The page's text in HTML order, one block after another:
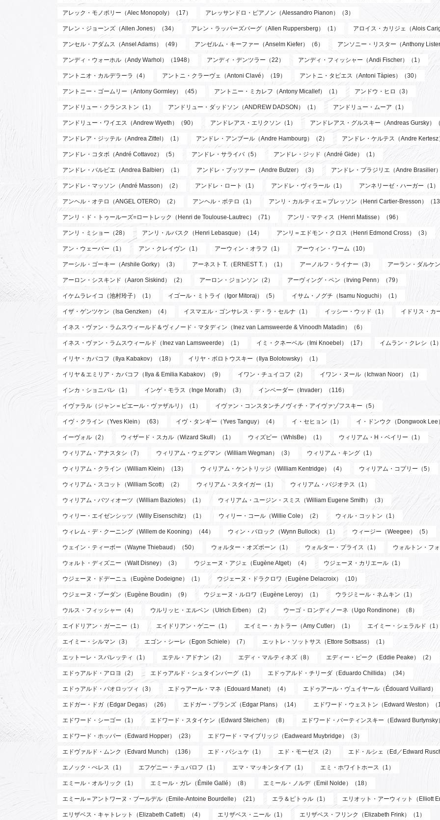
アレック・モノポリー（Alec Monopoly）（17） アレッサンドロ・ピアノン（Alessandro Pianon）（3）
アレン・ジョーンズ（Allen Jones）（34） アレン・ラッパーズバーグ（Allen Ruppersberg）（1） アロイス・カリジェ（Alois
アンセル・アダムス（Ansel Adams）（49） アンゼルム・キーファー（Anselm Kiefer）（6） アンソニー・リスター（Anthony
アンディ・ウォーホル（Andy Warhol）（1948） アンディ・デンツラー（22） アンディ・フィッシャー（Andi Fischer）（1）
アントニオ・カルデラーラ（4） アントニ・クラーヴェ（Antoni Clavé）（19） アントニ・タピエス（Antoni Tàpies）（30）
アントニー・ゴームリー（Antony Gormley）（45） アントニー・ミカレフ（Antony Micallef）（1） アンドウ・ヒロ（3）
アンドリュー・クランストン（1） アンドリュー・ダッドソン（ANDREW DADSON）（1） アンドリュー・ムーア（1）
アンドリュー・ワイエス（Andrew Wyeth）（90） アンドレアス・エリクソン（1） アンドレアス・グルスキー（Andreas Gursky）
アンドレア・ジッテル（Andrea Zittel）（1） アンドレ・アンブール（Andre Hambourg）（2） アンドレ・ケルテス（Andre
アンドレ・コタボ（André Cottavoz）（5） アンドレ・サライバ（5） アンドレ・ジッド（André Gide）（1）
アンドレ・バルビエ（Andrea Balbier）（1） アンドレ・ブッツァー（Andre Butzer）（3） アンドレ・ブラジリエ（Andre Brasilier
アンドレ・マッソン（André Masson）（2） アンドレ・ロート（1） アンドレ・ヴィラール（1） アンネリーゼ・ハーガー（1）
アンヘル・オテロ（ANGEL OTERO）（2） アンヘル・ボテロ（1） アンリ・カルティエ＝ブレッソン（Henri Cartier-Bresson）（
アンリ・ド・トゥールーズ=ロートレック（Henri de Toulouse-Lautrec）（71） アンリ・マティス（Henri Matisse）（96）
アンリ・ミショー（28） アンリ・ルバスク（Henri Lebasque）（14） アンリ＝エドモン・クロス（Henri Edmond Cross）（3）
アン・ウェーバー（1） アン・クレイヴン（1） アーウィン・オラフ（1） アーウィン・ワーム（10）
アーシル・ゴーキー（Arshile Gorky）（3） アーネスト T.（ERNEST T. ）（1） アーノルフ・ライナー（3） アーラン・ダルケ
アーロン・シスキンド（Aaron Siskind）（2） アーロン・ジョンソン（2） アーヴィング・ペン（Irving Penn）（79）
イケムラレイコ（池村玲子）（1） イゴール・ミトライ（Igor Mitoraj）（5） イサム・ノグチ（Isamu Noguchi）（1）
イザ・ゲンツケン（Isa Genzken）（4） イスマエル・ゴンサレス・デ・ラ・セルナ（1） イッシー・ウッド（1） イドリス・カ
イネス・ヴァン・ラムスウィールド＆ヴィノード・マタディン（Inez van Lamsweerde & Vinoodh Matadin）（6）
イネス・ヴァン・ラムスウィールド（Inez van Lamsweerde）（1） イミ・クネーベル（Imi Knoebel）（17） イムラン・クレシ（1
イリヤ・カバコフ（Ilya Kabakov）（18） イリヤ・ボロトウスキー（Ilya Bolotowsky）（1）
イリヤ＆エミリア・カバコフ（Ilya & Emilia Kabakov）（9） イワン・チュイコフ（2） イワン・ヌール（Ichwan Noor）（1）
インカ・ショニバレ（1） インゲ・モラス（Inge Morath）（3） インベーダー（Invader）（116）
イヴァラル（ジャン＝ピエール・ヴァザルリ）（1） イヴァン・コンスタンチノヴィチ・アイヴァゾフスキー（5）
イヴ・クライン（Yves Klein）（63） イヴ・タンギー（Yves Tanguy）（4） イ・セヒョン（1） イ・ドンウク（Dongwook Lee
イーヴォル（2） ウィザード・スカル（Wizard Skull）（1） ウィズビー（WhIsBe）（1） ウィリアム・H・ベイリー（1）
ウィリアム・アナスタシ（7） ウィリアム・ウェグマン（William Wegman）（3） ウィリアム・キング（1）
ウィリアム・クライン（William Klein）（13） ウィリアム・ケントリッジ（William Kentridge）（4） ウィリアム・コプリー（5）
ウィリアム・スコット（William Scott）（2） ウィリアム・スタイガー（1） ウィリアム・バジオテス（1）
ウィリアム・バツィオーツ（William Baziotes）（1） ウィリアム・ユージン・スミス（William Eugene Smith）（3）
ウィリー・エイゼンシッツ（Willy Eisenschitz）（1） ウィリー・コール（Willie Cole）（2） ウィル・コットン（1）
ウィレム・デ・クーニング（Willem de Kooning）（44） ウィン・バロック（Wynn Bullock）（1） ウィージー（Weegee）（5）
ウェイン・ティーボー（Wayne Thiebaud）（50） ウォルター・オズボーン（1） ウォルター・プライス（1） ウォルトン・フ
ウォルト・ディズニー（Walt Disney）（3） ウジェーヌ・アジェ（Eugène Atget）（4） ウジェーヌ・カリエール（1）
ウジェーヌ・ドデーニュ（Eugène Dodeigne）（1） ウジェーヌ・ドラクロワ（Eugène Delacroix）（10）
ウジェーヌ・ブーダン（Eugène Boudin）（9） ウジェーヌ・ルロワ（Eugène Leroy）（1） ウラジミール・ネムキン（1）
ウルス・フィッシャー（4） ウルリッヒ・エルベン（Ulrich Erben）（2） ウーゴ・ロンディノーネ（Ugo Rondinone）（8）
エイドリアン・ガーニー（1） エイドリアン・ゲニー（1） エイミー・カトラー（Amy Cutler）（1） エイミー・シェラルド（1
エイミー・シルマン（3） エゴン・シーレ（Egon Schiele）（7） エットレ・ソットサス（Ettore Sottsass）（1）
エットーレ・スパレッティ（1） エテル・アドナン（2） エディ・マルティネズ（8） エディー・ピーク（Eddie Peake）（2）
エドゥアルド・アロヨ（2） エドゥアルド・シュタインバーグ（1） エドゥアルド・チリーダ（Eduardo Chillida）（34）
エドゥアルド・パオロッツィ（3） エドゥアール・マネ（Edouard Manet）（4） エドゥアール・ヴュイヤール（Édouard Vuillard）
エドガー・ドガ（Edgar Degas）（26） エドガー・プランズ（Edgar Plans）（14） エドワード・ウェストン（Edward Weston）（
エドワード・シーゴー（1） エドワード・スタイケン（Edward Steichen）（8） エドワード・バーティンスキー（Edward Burtynsky
エドワード・ホッパー（Edward Hopper）（23） エドワード・マイブリッジ（Eadweard Muybridge）（3）
エドヴァルド・ムンク（Edvard Munch）（136） エド・パシュケ（1） エド・モーゼス（2） エド・ルシェ（Ed／Edward
エノック・ぺレス（1） エフゲニー・チュバロフ（1） エマ・マッキンタイア（1） エミ・ホワイトホース（1）
エミール・オルリック（1） エミール・ガレ（Émile Gallé）（8） エミール・ノルデ（Emil Nolde）（18）
エミール＝アントワーヌ・ブールデル（Emile-Antoine Bourdelle）（21） エラ＆ピトゥル（1） エリオット・アーウィット（Elliott
エリザベス・キャトレット（Elizabeth Catlett）（4） エリザベス・ニール（1） エリザベス・フリンク（Elizabeth Frink）（1）